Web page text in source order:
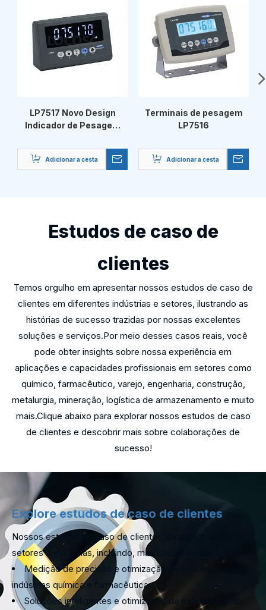
LP7517 Novo Design
Indicador de Pesagem
Adicionar a cesta
Terminais de pesagem
LP7516
Adicionar a cesta
Estudos de caso de
clientes
Temos orgulho em apresentar nossos estudos de caso de
clientes em diferentes indústrias e setores, ilustrando as
histórias de sucesso trazidas por nossas excelentes
soluções e serviços.Por meio desses casos reais, você
pode obter insights sobre nossa experiência em
aplicações e capacidades profissionais em setores como
químico, farmacêutico, varejo, engenharia, construção,
metalurgia, mineração, logística de armazenamento e muito
mais.Clique abaixo para explorar nossos estudos de caso
de clientes e descobrir mais sobre colaborações de
sucesso!
Explore estudos de caso de clientes
Nossos estudos de caso de clientes abrangem vários
setores e indústrias, incluindo, mas não se limitando a:
Medição de precisão e otimização de processos nas
indústrias química e farmacêutica
Soluções inteligentes e otimização da experiência do